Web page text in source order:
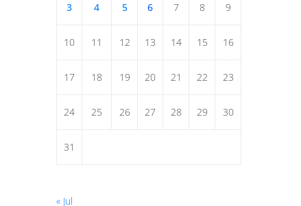
3 4 5 6 7 8 9
10 11 12 13 14 15 16
17 18 19 20 21 22 23
24 25 26 27 28 29 30
31
« Jul